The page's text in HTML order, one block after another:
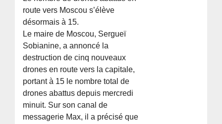
route vers Moscou s’élève
désormais à 15.
Le maire de Moscou, Sergueï
Sobianine, a annoncé la
destruction de cinq nouveaux
drones en route vers la capitale,
portant à 15 le nombre total de
drones abattus depuis mercredi
minuit. Sur son canal de
messagerie Max, il a précisé que